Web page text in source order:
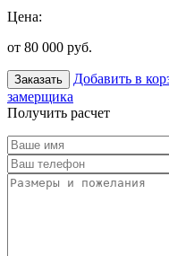
Цена:
от 80 000 руб.
Заказать Добавить в
замерщика
Получить расчет